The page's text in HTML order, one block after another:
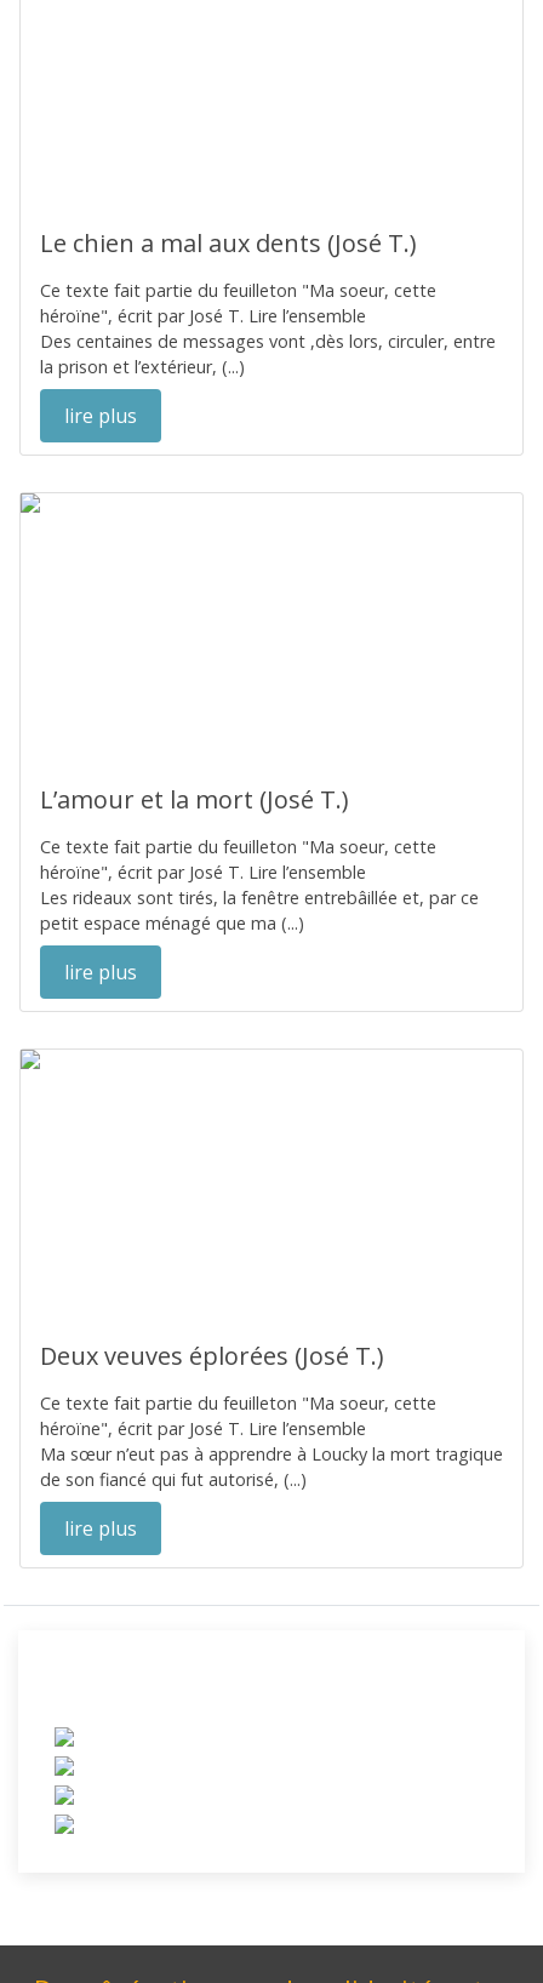
Le chien a mal aux dents (José T.)
Ce texte fait partie du feuilleton "Ma soeur, cette
héroïne", écrit par José T. Lire l’ensemble
Des centaines de messages vont ,dès lors, circuler, entre
la prison et l’extérieur, (...)
lire plus
L’amour et la mort (José T.)
Ce texte fait partie du feuilleton "Ma soeur, cette
héroïne", écrit par José T. Lire l’ensemble
Les rideaux sont tirés, la fenêtre entrebâillée et, par ce
petit espace ménagé que ma (...)
lire plus
Deux veuves éplorées (José T.)
Ce texte fait partie du feuilleton "Ma soeur, cette
héroïne", écrit par José T. Lire l’ensemble
Ma sœur n’eut pas à apprendre à Loucky la mort tragique
de son fiancé qui fut autorisé, (...)
lire plus